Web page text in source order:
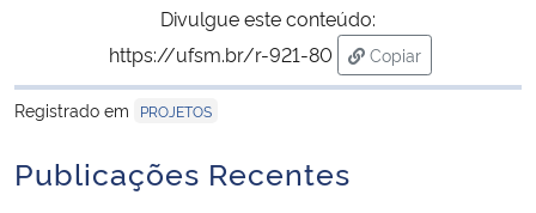
Divulgue este conteúdo:
https://ufsm.br/r-921-80
Copiar
para área de
Registrado em
PROJETOS
Publicações Recentes